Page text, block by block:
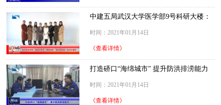
中建五局武汉大学医学部9号科研大楼：
时间：2021年01月14日
《查看详情》
打造硚口“海绵城市” 提升防洪排涝能力
时间：2021年01月14日
《查看详情》